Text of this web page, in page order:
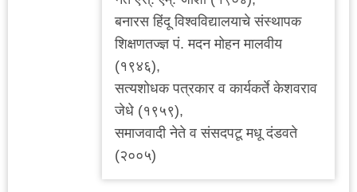
बनारस हिंदू विश्वविद्यालयाचे संस्थापक
शिक्षणतज्ज्ञ पं. मदन मोहन मालवीय
(१९४६),
सत्यशोधक पत्रकार व कार्यकर्ते केशवराव
जेधे (१९५९),
समाजवादी नेते व संसदपटू मधू दंडवते
(२००५)